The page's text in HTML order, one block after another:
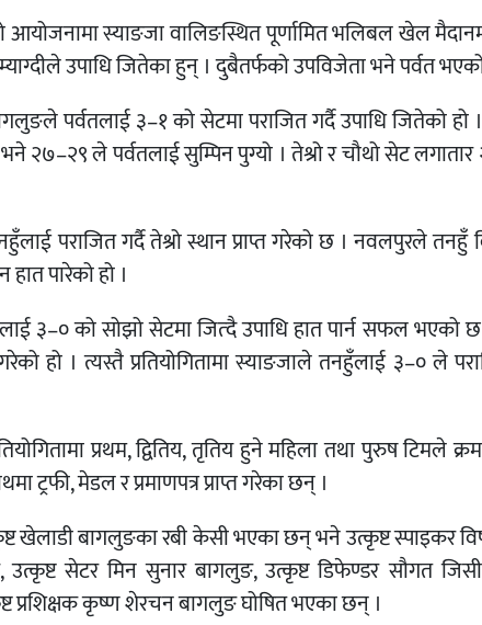
स्याङजा वालिङस्थित पूर्णामित भलिबल खेल
उपाधि जितेका हुन् । दुबैतर्फको उपविजेता भने पर्वत
पर्वतलाई ३–१ को सेटमा पराजित गर्दै उपाधि जितेको हो
२७–२९ ले पर्वतलाई सुम्पिन पुग्यो । तेश्रो र चौथो सेट
पराजित गर्दै तेश्रो स्थान प्राप्त गरेको छ । नवलपुरले तनहुँ
पारेको हो ।
३–० को सोझो सेटमा जित्दै उपाधि हात पार्न सफल भएको
हो । त्यस्तै प्रतियोगितामा स्याङजाले तनहुँलाई ३–० ले
प्रथम, द्वितिय, तृतिय हुने महिला तथा पुरुष
ट्रफी, मेडल र प्रमाणपत्र प्राप्त गरेका छन् ।
खेलाडी बागलुङका रबी केसी भएका छन् भने उत्कृष्ट स्पाइकर
सेटर मिन सुनार बागलुङ, उत्कृष्ट डिफेण्डर सौगत जिसी
प्रशिक्षक कृष्ण शेरचन बागलुङ घोषित भएका छन् ।